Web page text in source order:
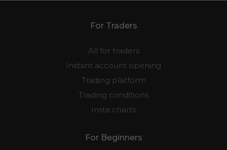
For Traders
All for traders
Instant account opening
Trading platform
Trading conditions
Insta charts
For Beginners